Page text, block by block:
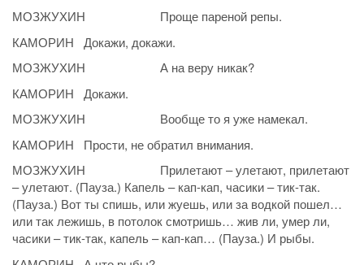
МОЗЖУХИН Проще пареной репы.
КАМОРИН Докажи, докажи.
МОЗЖУХИН А на веру никак?
КАМОРИН Докажи.
МОЗЖУХИН Вообще то я уже намекал.
КАМОРИН Прости, не обратил внимания.
МОЗЖУХИН Прилетают – улетают, прилетают
– улетают. (Пауза.) Капель – кап-кап, часики – тик-так.
(Пауза.) Вот ты спишь, или жуешь, или за водкой пошел…
или так лежишь, в потолок смотришь… жив ли, умер ли,
часики – тик-так, капель – кап-кап… (Пауза.) И рыбы.